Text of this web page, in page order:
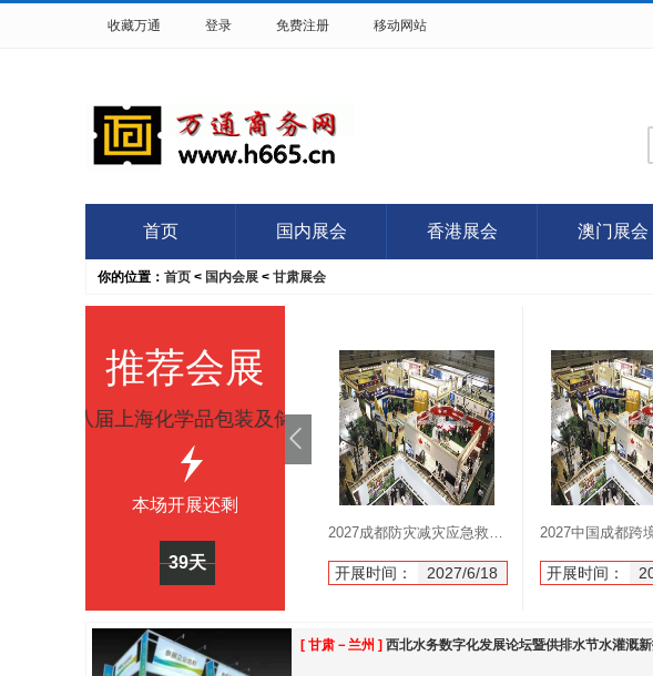
收藏万通 登录 免费注册 移动网站
首页 国内展会 香港展会 澳门展会
你的位置： 首页 < 国内会展 < 甘肃展会
推荐会展
年第八届上海化学品包装及储运展览会
本场开展还剩
39天
2027成都防灾减灾应急救援技术装备博览会6月18举办
开展时间： 2027/6/18 开展时间：
[ 甘肃－兰州 ] 西北水务数字化发展论坛暨供排水节水灌溉